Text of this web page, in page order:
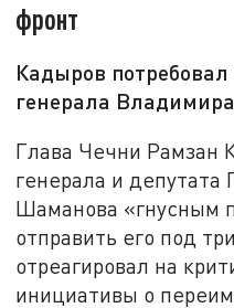
фронт
Кадыров
генерала
Глава Чечни Рамзан
генерала и
Шаманова «гнусным
отправить его под
отреагировал на
инициативы о